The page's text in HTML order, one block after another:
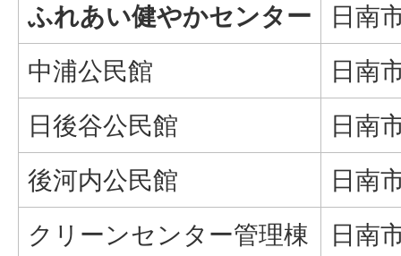
ふれあい健やかセンター
日南
中浦公民館
日南
日後谷公民館
日南
後河内公民館
日南
クリーンセンター管理棟
日南